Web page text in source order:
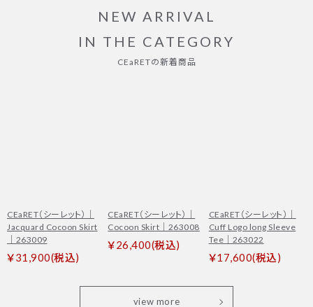
NEW ARRIVAL
IN THE CATEGORY
CEaRETの新着商品
CEaRET（シーレット）｜
Jacquard Cocoon Skirt
｜263009
￥31,900(税込)
CEaRET（シーレット）｜
Cocoon Skirt｜263008
￥26,400(税込)
CEaRET（シーレット）｜
Cuff Logo long Sleeve
Tee｜263022
￥17,600(税込)
view more